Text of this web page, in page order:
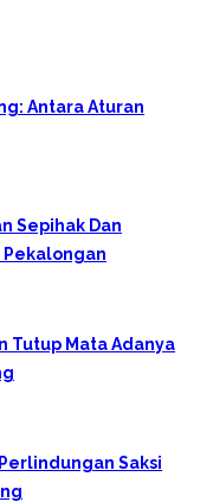
Antara Aturan
Sepihak Dan
Pekalongan
Tutup Mata Adanya
Saksi